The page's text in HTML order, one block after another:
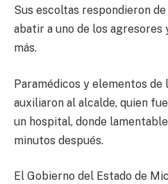
Sus escoltas respondieron
abatir a uno de los agresores
más.
Paramédicos y elementos de
auxiliaron al alcalde, quien
un hospital, donde
minutos después.
El Gobierno del Estado de